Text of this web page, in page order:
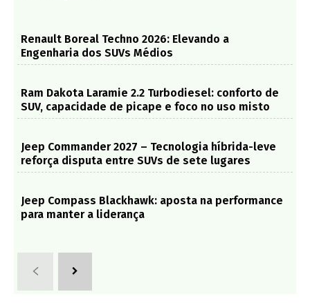
Renault Boreal Techno 2026: Elevando a
Engenharia dos SUVs Médios
Ram Dakota Laramie 2.2 Turbodiesel: conforto de
SUV, capacidade de picape e foco no uso misto
Jeep Commander 2027 – Tecnologia híbrida-leve
reforça disputa entre SUVs de sete lugares
Jeep Compass Blackhawk: aposta na performance
para manter a liderança